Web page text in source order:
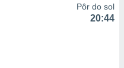
Pôr do sol
20:44